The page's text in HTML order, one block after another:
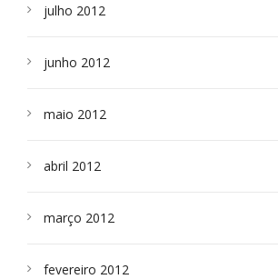
julho 2012
junho 2012
maio 2012
abril 2012
março 2012
fevereiro 2012